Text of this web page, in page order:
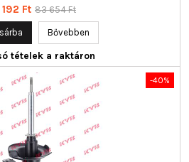
Ft Normál
83 654 Ft
Bővebben
tételek a raktáron
-40%